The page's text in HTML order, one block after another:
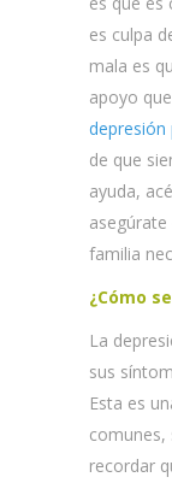
es culpa
mala es
apoyo
de que
ayuda,
familia
¿Cómo
La
sus
Esta es
recordar